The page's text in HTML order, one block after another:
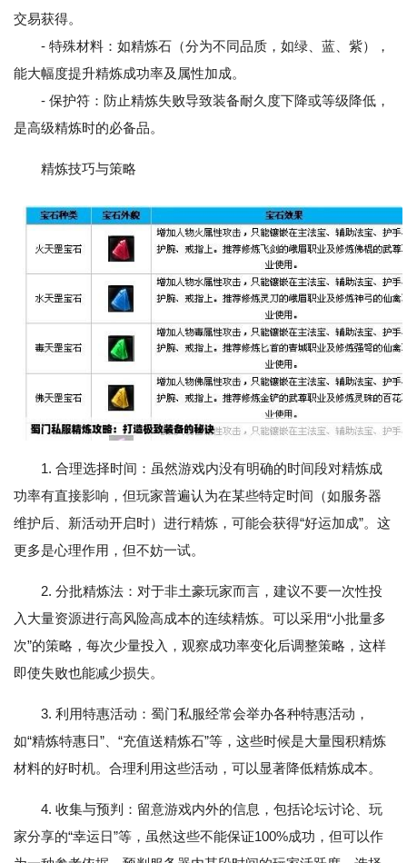
交易获得。
- 特殊材料：如精炼石（分为不同品质，如绿、蓝、紫），
能大幅度提升精炼成功率及属性加成。
- 保护符：防止精炼失败导致装备耐久度下降或等级降低，
是高级精炼时的必备品。
精炼技巧与策略
1. 合理选择时间：虽然游戏内没有明确的时间段对精炼成
功率有直接影响，但玩家普遍认为在某些特定时间（如服务器
维护后、新活动开启时）进行精炼，可能会获得“好运加成”。这
更多是心理作用，但不妨一试。
2. 分批精炼法：对于非土豪玩家而言，建议不要一次性投
入大量资源进行高风险高成本的连续精炼。可以采用“小批量多
次”的策略，每次少量投入，观察成功率变化后调整策略，这样
即使失败也能减少损失。
3. 利用特惠活动：蜀门私服经常会举办各种特惠活动，
如“精炼特惠日”、“充值送精炼石”等，这些时候是大量囤积精炼
材料的好时机。合理利用这些活动，可以显著降低精炼成本。
4. 收集与预判：留意游戏内外的信息，包括论坛讨论、玩
家分享的“幸运日”等，虽然这些不能保证100%成功，但可以作